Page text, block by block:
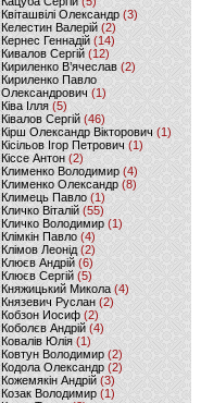
Квіташвілі Олександр(3)
Келестин Валерій(2)
Кернес Геннадій (14)
Кивалов Сергій (12)
Кириленко В’ячеслав (2)
Кириленко Павло
Олександрович (1)
Ківа Ілля (5)
Ківалов Сергій(46)
Кірш Олександр Вікторович (1)
Кісільов Ігор Петрович (1)
Кіссе Антон (2)
Клименко Володимир(4)
Клименко Олександр (8)
Климець Павло (1)
Кличко Віталій(55)
Кличко Володимир (1)
Клімкін Павло (4)
Клімов Леонід(2)
Клюєв Андрій(6)
Клюєв Сергій (5)
Княжицький Микола(4)
Князевич Руслан (2)
Кобзон Иосиф(2)
Коболєв Андрій (4)
Ковалів Юлія(1)
Ковтун Володимир (2)
Кодола Олександр (2)
Кожемякін Андрій (3)
Козак Володимир (1)